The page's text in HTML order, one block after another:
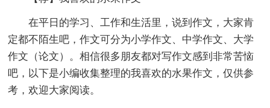
在平日的学习、工作和生活里，说到作文，大家肯
定都不陌生吧，作文可分为小学作文、中学作文、大学
作文（论文）。相信很多朋友都对写作文感到非常苦恼
吧，以下是小编收集整理的我喜欢的水果作文，仅供参
考，欢迎大家阅读。